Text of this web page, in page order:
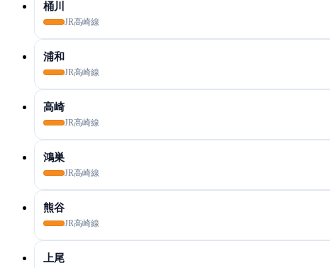
桶川
JR高崎線
浦和
JR高崎線
高崎
JR高崎線
鴻巣
JR高崎線
熊谷
JR高崎線
上尾